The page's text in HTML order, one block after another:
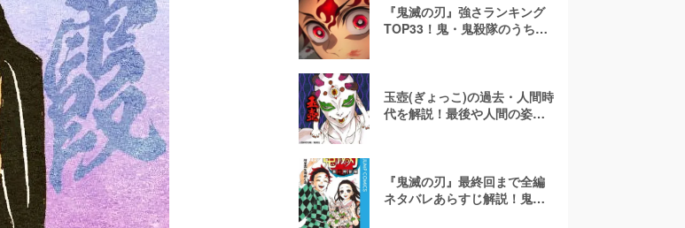
『鬼滅の刃』強さランキング
TOP33！鬼・鬼殺隊のうち最
玉壺(ぎょっこ)の過去・人間時
代を解説！最後や人間の姿
『鬼滅の刃』最終回まで全編
ネタバレあらすじ解説！鬼た